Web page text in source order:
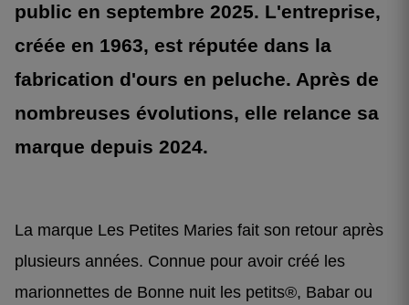
public en septembre 2025. L'entreprise,
créée en 1963, est réputée dans la
fabrication d'ours en peluche. Après de
nombreuses évolutions, elle relance sa
marque depuis 2024.
La marque Les Petites Maries fait son retour après
plusieurs années. Connue pour avoir créé les
marionnettes de Bonne nuit les petits®, Babar ou